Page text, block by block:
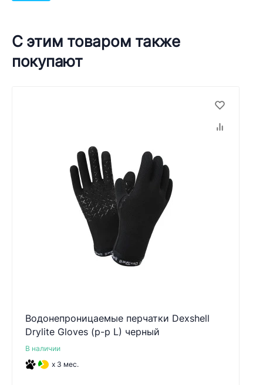
С этим товаром также
покупают
Водонепроницаемые перчатки Dexshell
Drylite Gloves (р-р L) черный
В наличии
x 3 мес.